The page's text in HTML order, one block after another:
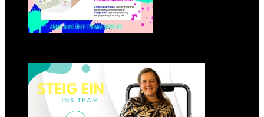
Einsteigen 2025 im Team
Stampin‘ Sunny
23. Januar 2025